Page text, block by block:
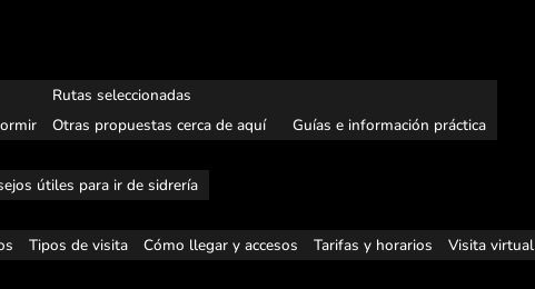
Rutas seleccionadas
Otras propuestas cerca de aquí
Guías e información práctica
útiles para ir de sidrería
Tipos de visita Cómo llegar y accesos Tarifas y horarios Visita virtual